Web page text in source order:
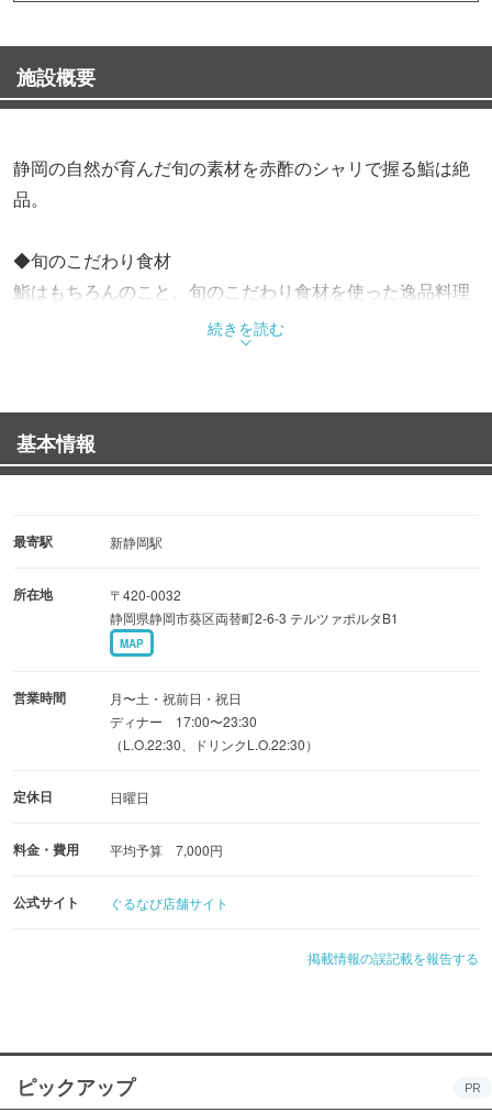
施設概要
静岡の自然が育んだ旬の素材を赤酢のシャリで握る鮨は絶
品。
◆旬のこだわり食材
鮨はもちろんのこと、旬のこだわり食材を使った逸品料理
や、地物野菜を主役にした創作料理を
心ゆくまでご堪能いただけます。
材を中心にご提供
◆ネタの旨みを引き出すシャリ
っくらとした食感を楽しめます。
み合い一口ごとに感動を与えます。
◆高級感あふれるシックな空間
黒を基調とした高級感あふれる店内は、接待やデートにも
オープンキッチンのカウンター10席と暖簾がかかった半個
室を完備。
続きを読む
基本情報
最寄駅 新静岡駅
所在地
〒420-0032
静岡県静岡市葵区両替町2-6-3 テルツァポルタB1
MAP
営業時間
月〜土・祝前日・祝日
ディナー 17:00〜23:30
（L.O.22:30、ドリンクL.O.22:30）
定休日 日曜日
料金・費用 平均予算 7,000円
公式サイト ぐるなび店舗サイト
掲載情報の誤記載を報告する
ピックアップ PR